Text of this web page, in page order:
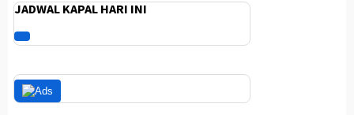
JADWAL KAPAL HARI INI